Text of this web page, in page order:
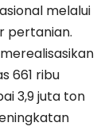
melalui
pertanian.
661 ribu
3,9 juta ton